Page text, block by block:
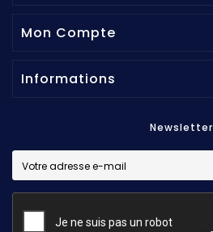
Mon Compte
Informations
Newsletter